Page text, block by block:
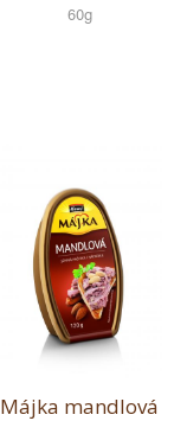
60g
Májka mandlová